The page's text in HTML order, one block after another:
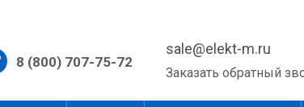
sale@elekt-m.ru
Заказать обратный
8 (800) 707-75-72